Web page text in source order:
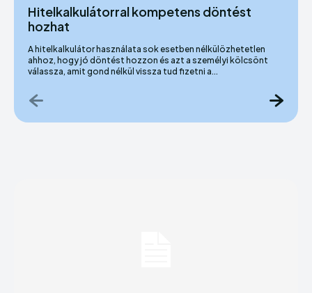
Hitelkalkulátorral kompetens döntést
hozhat
A hitelkalkulátor használata sok esetben nélkülözhetetlen
ahhoz, hogy jó döntést hozzon és azt a személyi kölcsönt
válassza, amit gond nélkül vissza tud fizetni a...